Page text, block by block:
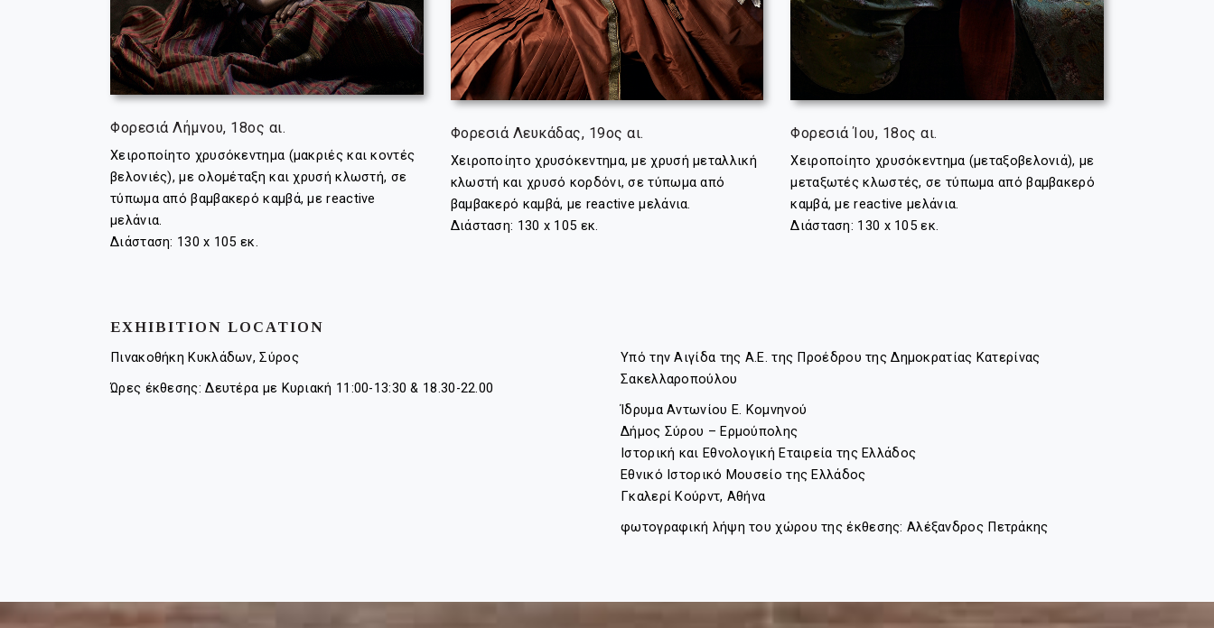
Φορεσιά Λήμνου, 18ος αι.
Χειροποίητο χρυσόκεντημα (μακριές και κοντές
βελονιές), με ολομέταξη και χρυσή κλωστή, σε
τύπωμα από βαμβακερό καμβά, με reactive
μελάνια.
Διάσταση: 130 x 105 εκ.
Φορεσιά Λευκάδας, 19ος αι.
Χειροποίητο χρυσόκεντημα, με χρυσή μεταλλική
κλωστή και χρυσό κορδόνι, σε τύπωμα από
βαμβακερό καμβά, με reactive μελάνια.
Διάσταση: 130 x 105 εκ.
Φορεσιά Ίου, 18ος αι.
Χειροποίητο χρυσόκεντημα (μεταξοβελονιά), με
μεταξωτές κλωστές, σε τύπωμα από βαμβακερό
καμβά, με reactive μελάνια.
Διάσταση: 130 x 105 εκ.
EXHIBITION LOCATION
Πινακοθήκη Κυκλάδων, Σύρος
Ώρες έκθεσης: Δευτέρα με Κυριακή 11:00-13:30 & 18.30-22.00
Υπό την Αιγίδα της Α.Ε. της Προέδρου της Δημοκρατίας Κατερίνας
Σακελλαροπούλου
Ίδρυμα Αντωνίου Ε. Κομνηνού
Δήμος Σύρου – Ερμούπολης
Ιστορική και Εθνολογική Εταιρεία της Ελλάδος
Εθνικό Ιστορικό Μουσείο της Ελλάδος
Γκαλερί Κούρντ, Αθήνα
φωτογραφική λήψη του χώρου της έκθεσης: Αλέξανδρος Πετράκης